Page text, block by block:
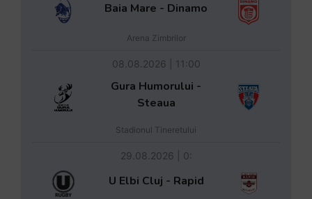
Baia Mare - Dinamo
Arena Zimbrilor
08.08.2026 | 11:00
Gura Humorului -
Steaua
Stadionul Tineretului
29.08.2026 | 0:
U Elbi Cluj - Rapid